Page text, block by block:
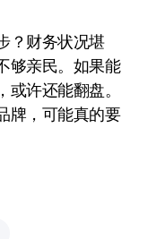
？财务状况堪
够亲民。如果能
许还能翻盘。
牌，可能真的要